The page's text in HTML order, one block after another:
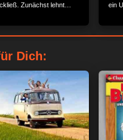
Zunächst lehnt
ein
Dich: